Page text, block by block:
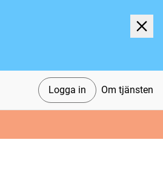
Logga in Om tjänsten